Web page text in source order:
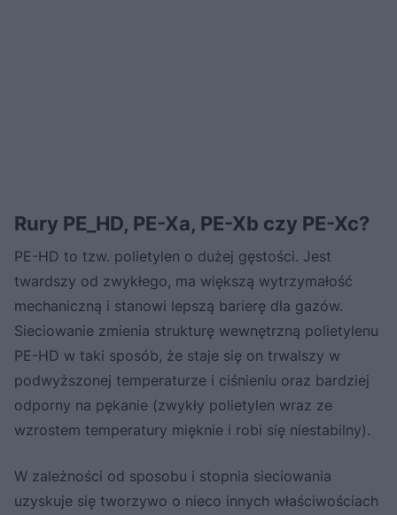
Rury PE_HD, PE-Xa, PE-Xb czy PE-Xc?
PE-HD to tzw. polietylen o dużej gęstości. Jest
twardszy od zwykłego, ma większą wytrzymałość
mechaniczną i stanowi lepszą barierę dla gazów.
Sieciowanie zmienia strukturę wewnętrzną polietylenu
PE-HD w taki sposób, że staje się on trwalszy w
podwyższonej temperaturze i ciśnieniu oraz bardziej
odporny na pękanie (zwykły polietylen wraz ze
wzrostem temperatury mięknie i robi się niestabilny).
W zależności od sposobu i stopnia sieciowania
uzyskuje się tworzywo o nieco innych właściwościach